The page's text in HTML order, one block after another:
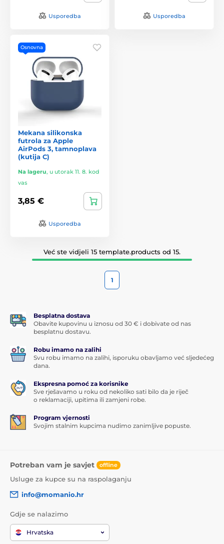
Usporedba Usporedba
Osnovna
Mekana silikonska
futrola za Apple
AirPods 3, tamnoplava
(kutija C)
Na lageru, u utorak 11. 8. kod
vas
3,85 €
Usporedba
Već ste vidjeli 15 template.products od 15.
1
Besplatna dostava
Obavite kupovinu u iznosu od 30 € i dobivate od nas
besplatnu dostavu.
Robu imamo na zalihi
Svu robu imamo na zalihi, isporuku obavljamo već sljedećeg
dana.
Ekspresna pomoć za korisnike
Sve rješavamo u roku od nekoliko sati bilo da je riječ
o reklamaciji, upitima ili zamjeni robe.
Program vjernosti
Svojim stalnim kupcima nudimo zanimljive popuste.
Potreban vam je savjet offline
Usluge za kupce su na raspolaganju
info@momanio.hr
Gdje se nalazimo
Hrvatska